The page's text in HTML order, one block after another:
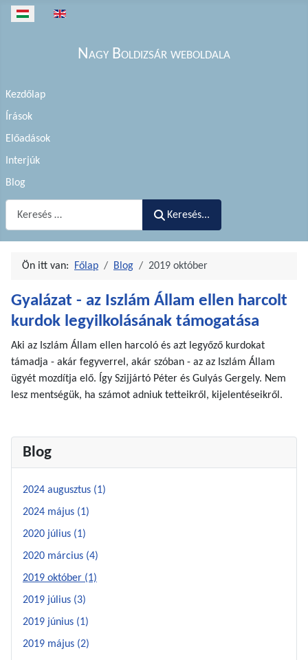
Válasszon nyelvet
Nagy Boldizsár weboldala
Kezdőlap
Írások
Előadások
Interjúk
Blog
Keresés...
Blog
2024 augusztus (1)
2024 május (1)
2020 július (1)
2020 március (4)
2019 október (1)
2019 július (3)
2019 június (1)
2019 május (2)
Ön itt van: Főlap Blog 2019 október
Gyalázat - az Iszlám Állam ellen harcolt
kurdok legyilkolásának támogatása
Aki az Iszlám Állam ellen harcoló és azt legyőző kurdokat
támadja - akár fegyverrel, akár szóban - az az Iszlám Állam
ügyét mozdítja elő. Így Szijjártó Péter és Gulyás Gergely. Nem
lesz mentségük, ha számot adniuk tetteikről, kijelentéseikről.